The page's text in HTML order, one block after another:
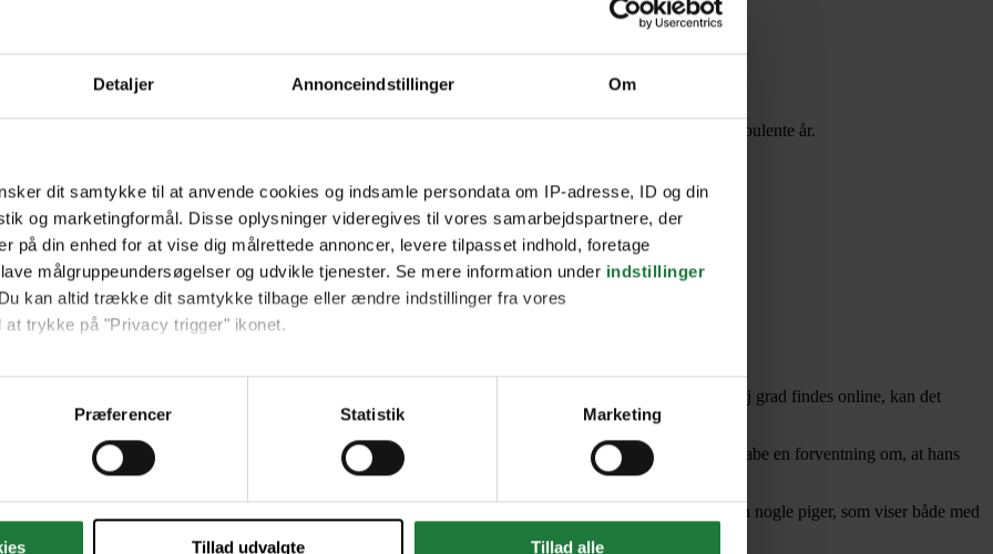
Detaljer Annonceindstillinger Om
dit samtykke til at anvende cookies og indsamle persondata om IP-adresse, ID og din
og marketingformål. Disse oplysninger videregives til vores samarbejdspartnere, der
på din enhed for at vise dig målrettede annoncer, levere tilpasset indhold, foretage
målgruppeundersøgelser og udvikle tjenester. Se mere information under indstillinger
kan altid trække dit samtykke tilbage eller ændre indstillinger fra vores
at trykke på "Privacy trigger" ikonet.
gerne:
om din placering, der kan være nøjagtig inden for få meter
Præferencer Statistik Marketing
Tillad udvalgte Tillad alle
- nemlig teenageren. Denne podcast er til dig, der skal navigere forældreskabet godt igennem de turbulente år.
svære, sjove og udfordrende ved at have en teenager i huset - og de unge selv kommenterer undervejs.
som følger med, når teenageårene rammer familielivet.
perfekthedskultur og brug af sociale medier i høj grad spiller en rolle.
at være en del af fællesskabet er noget af det vigtigste for de unge mennsker. Men når fællesskabet i høj grad findes online, kan det
i teenagealderen. Steffen Borgstrøm fortæller, at sociale medier som Snapchat har været med til at skabe en forventning om, at hans
irritation tagger dem i opslag, jeg ser. Jeg prøver at finde alternativer til det polerede. Jeg følger sådan nogle piger, som viser både med